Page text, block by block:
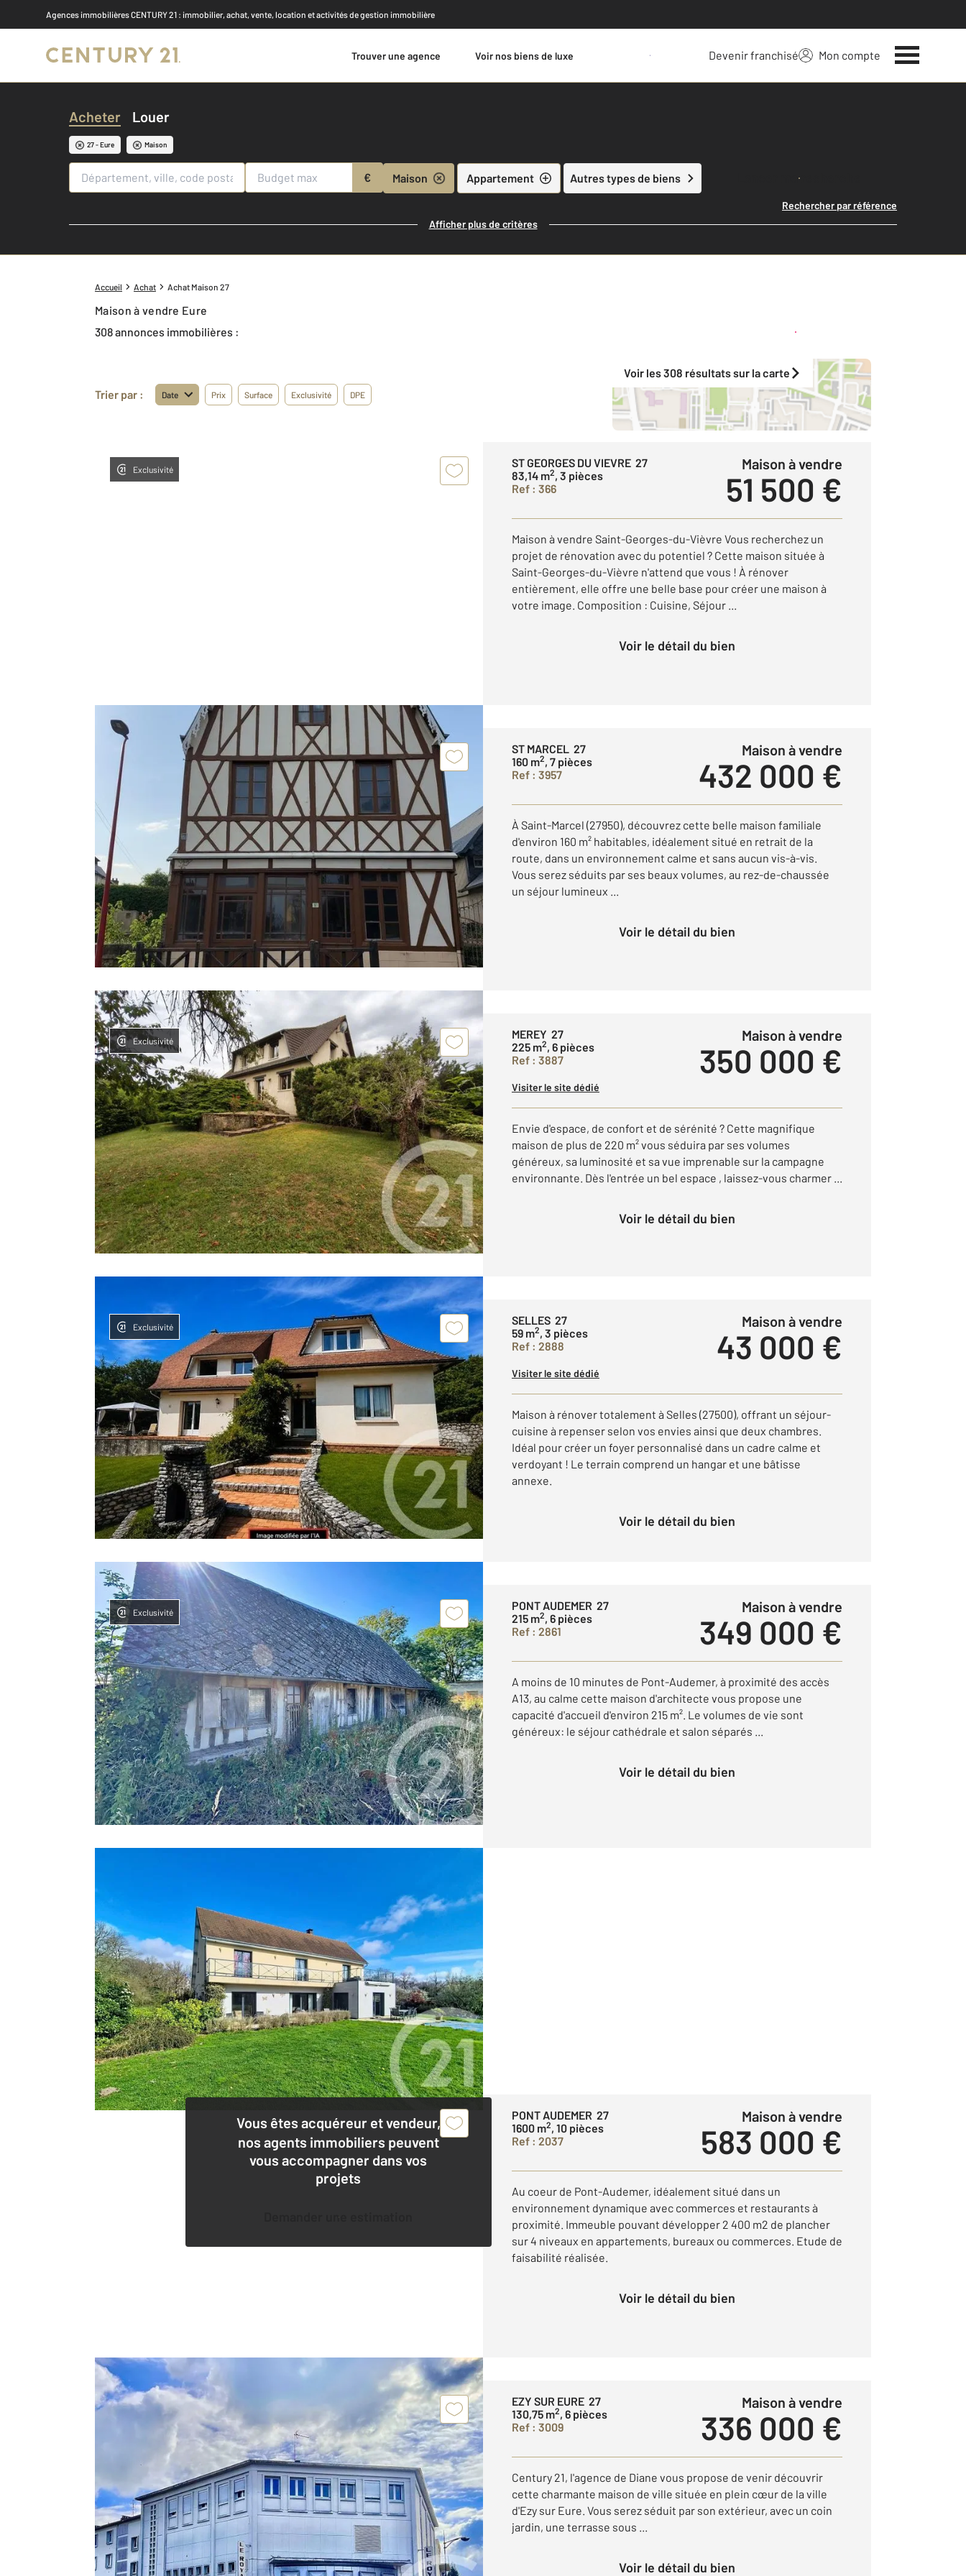
Agences immobilières CENTURY 21 : immobilier, achat, vente, location et activités de gestion immobilière
Trouver une agence Voir nos biens de luxe Estimer votre bien Devenir franchisé Mon compte
Acheter Louer
27 - Eure Maison
€ Maison Appartement Autres types de biens Lancer ma recherche
Rechercher par référence
Afficher plus de critères
Accueil Achat Achat Maison 27
Maison à vendre Eure
308 annonces immobilières :
Créer une alerte
Trier par : Date Prix Surface Exclusivité DPE
Voir les 308 résultats sur la carte
Exclusivité
ST GEORGES DU VIEVRE 27
83,14 m2, 3 pièces
Ref : 366
Maison à vendre
51 500 €
Maison à vendre Saint-Georges-du-Vièvre Vous recherchez un
projet de rénovation avec du potentiel ? Cette maison située à
Saint-Georges-du-Vièvre n'attend que vous ! À rénover
entièrement, elle offre une belle base pour créer une maison à
votre image. Composition : Cuisine, Séjour ...
Voir le détail du bien
ST MARCEL 27
160 m2, 7 pièces
Ref : 3957
Maison à vendre
432 000 €
À Saint-Marcel (27950), découvrez cette belle maison familiale
d'environ 160 m² habitables, idéalement situé en retrait de la
route, dans un environnement calme et sans aucun vis-à-vis.
Vous serez séduits par ses beaux volumes, au rez-de-chaussée
un séjour lumineux ...
Voir le détail du bien
Exclusivité
MEREY 27
225 m2, 6 pièces
Ref : 3887
Maison à vendre
350 000 €
Visiter le site dédié
Envie d'espace, de confort et de sérénité ? Cette magnifique
maison de plus de 220 m² vous séduira par ses volumes
généreux, sa luminosité et sa vue imprenable sur la campagne
environnante. Dès l'entrée un bel espace , laissez-vous charmer ...
Voir le détail du bien
Exclusivité
SELLES 27
59 m2, 3 pièces
Ref : 2888
Maison à vendre
43 000 €
Visiter le site dédié
Maison à rénover totalement à Selles (27500), offrant un séjour-
cuisine à repenser selon vos envies ainsi que deux chambres.
Idéal pour créer un foyer personnalisé dans un cadre calme et
verdoyant ! Le terrain comprend un hangar et une bâtisse
annexe.
Voir le détail du bien
Exclusivité
PONT AUDEMER 27
215 m2, 6 pièces
Ref : 2861
Maison à vendre
349 000 €
A moins de 10 minutes de Pont-Audemer, à proximité des accès
A13, au calme cette maison d'architecte vous propose une
capacité d'accueil d'environ 215 m². Le volumes de vie sont
généreux: le séjour cathédrale et salon séparés ...
Voir le détail du bien
Vous êtes acquéreur et vendeur,
nos agents immobiliers peuvent
vous accompagner dans vos
projets
Demander une estimation
PONT AUDEMER 27
1600 m2, 10 pièces
Ref : 2037
Maison à vendre
583 000 €
Au coeur de Pont-Audemer, idéalement situé dans un
environnement dynamique avec commerces et restaurants à
proximité. Immeuble pouvant développer 2 400 m2 de plancher
sur 4 niveaux en appartements, bureaux ou commerces. Etude de
faisabilité réalisée.
Voir le détail du bien
EZY SUR EURE 27
130,75 m2, 6 pièces
Ref : 3009
Maison à vendre
336 000 €
Century 21, l'agence de Diane vous propose de venir découvrir
cette charmante maison de ville située en plein cœur de la ville
d'Ezy sur Eure. Vous serez séduit par son extérieur, avec un coin
jardin, une terrasse sous ...
Voir le détail du bien